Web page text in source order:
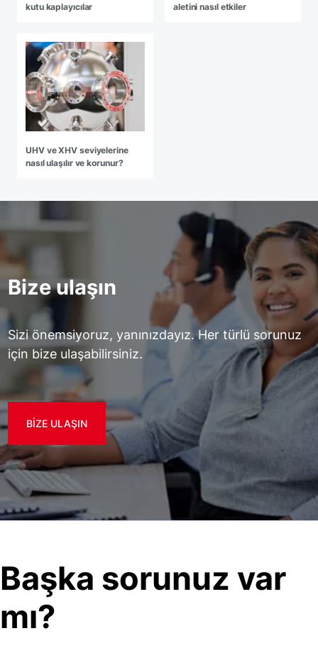
kutu kaplayıcılar
aletini nasıl etkiler
UHV ve XHV seviyelerine
nasıl ulaşılır ve korunur?
Bize ulaşın
Sizi önemsiyoruz, yanınızdayız. Her türlü sorunuz
için bize ulaşabilirsiniz.
BIZE ULAŞIN
Başka sorunuz var
mı?